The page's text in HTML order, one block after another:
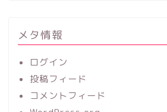
メタ情報
ログイン
投稿フィード
コメントフィード